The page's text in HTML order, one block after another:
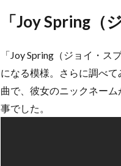
「Joy Spring（
「Joy Spring（ジョイ・
になる模様。さらに調べ
曲で、彼女のニックネー
事でした。